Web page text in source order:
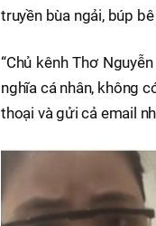
truyền bùa ngải, búp
“Chủ kênh Thơ
nghĩa cá nhân, không
thoại và gửi cả email